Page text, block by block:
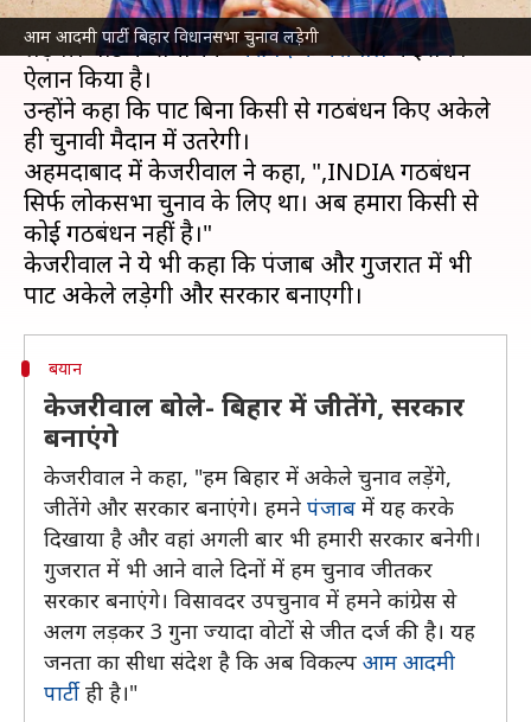
आम आदमी पार्टी बिहार विधानसभा चुनाव लड़ेगी
आम आदमी पार्टी (AAP)बिहारमें विधानसभा चुनाव
लड़ेगी। पार्टी के संयोजकअरविंद केजरीवालने इसका
ऐलान किया है।
उन्होंने कहा कि पार्टी बिना किसी से गठबंधन किए अकेले
ही चुनावी मैदान में उतरेगी।
अहमदाबाद में केजरीवाल ने कहा, ",INDIA गठबंधन
सिर्फ लोकसभा चुनाव के लिए था। अब हमारा किसी से
कोई गठबंधन नहीं है।"
केजरीवाल ने ये भी कहा कि पंजाब और गुजरात में भी
बयान
केजरीवाल बोले- बिहार में जीतेंगे, सरकार
बनाएंगे
केजरीवाल ने कहा, "हम बिहार में अकेले चुनाव लड़ेंगे,
जीतेंगे और सरकार बनाएंगे। हमने पंजाब में यह करके
दिखाया है और वहां अगली बार भी हमारी सरकार बनेगी।
गुजरात में भी आने वाले दिनों में हम चुनाव जीतकर
सरकार बनाएंगे। विसावदर उपचुनाव में हमने कांग्रेस से
अलग लड़कर 3 गुना ज्यादा वोटों से जीत दर्ज की है। यह
जनता का सीधा संदेश है कि अब विकल्प आम आदमी
पार्टीही है।"